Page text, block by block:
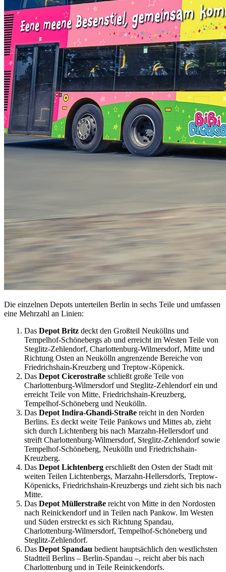
Die einzelnen Depots unterteilen Berlin in sechs Teile und umfassen
eine Mehrzahl an Linien:
Das Depot Britz deckt den Großteil Neuköllns und
Tempelhof-Schönebergs ab und erreicht im Westen Teile von
Steglitz-Zehlendorf, Charlottenburg-Wilmersdorf, Mitte und
Richtung Osten an Neukölln angrenzende Bereiche von
Friedrichshain-Kreuzberg und Treptow-Köpenick.
Das Depot Cicerostraße schließt große Teile von
Charlottenburg-Wilmersdorf und Steglitz-Zehlendorf ein und
erreicht Teile von Mitte, Friedrichshain-Kreuzberg,
Tempelhof-Schöneberg und Neukölln.
Das Depot Indira-Ghandi-Straße reicht in den Norden
Berlins. Es deckt weite Teile Pankows und Mittes ab, zieht
sich durch Lichtenberg bis nach Marzahn-Hellersdorf und
streift Charlottenburg-Wilmersdorf, Steglitz-Zehlendorf sowie
Tempelhof-Schöneberg, Neukölln und Friedrichshain-
Kreuzberg.
Das Depot Lichtenberg erschließt den Osten der Stadt mit
weiten Teilen Lichtenbergs, Marzahn-Hellersdorfs, Treptow-
Köpenicks, Friedrichshain-Kreuzbergs und zieht sich bis nach
Mitte.
Das Depot Müllerstraße reicht von Mitte in den Nordosten
nach Reinickendorf und in Teilen nach Pankow. Im Westen
und Süden erstreckt es sich Richtung Spandau,
Charlottenburg-Wilmersdorf, Tempelhof-Schöneberg und
Steglitz-Zehlendorf.
Das Depot Spandau bedient hauptsächlich den westlichsten
Stadtteil Berlins – Berlin-Spandau –, reicht aber bis nach
Charlottenburg und in Teile Reinickendorfs.